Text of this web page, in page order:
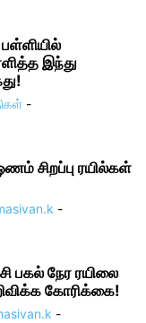
இந்து
-
சிறப்பு ரயில்கள்
-
பகல் நேர ரயிலை
கோரிக்கை!
-